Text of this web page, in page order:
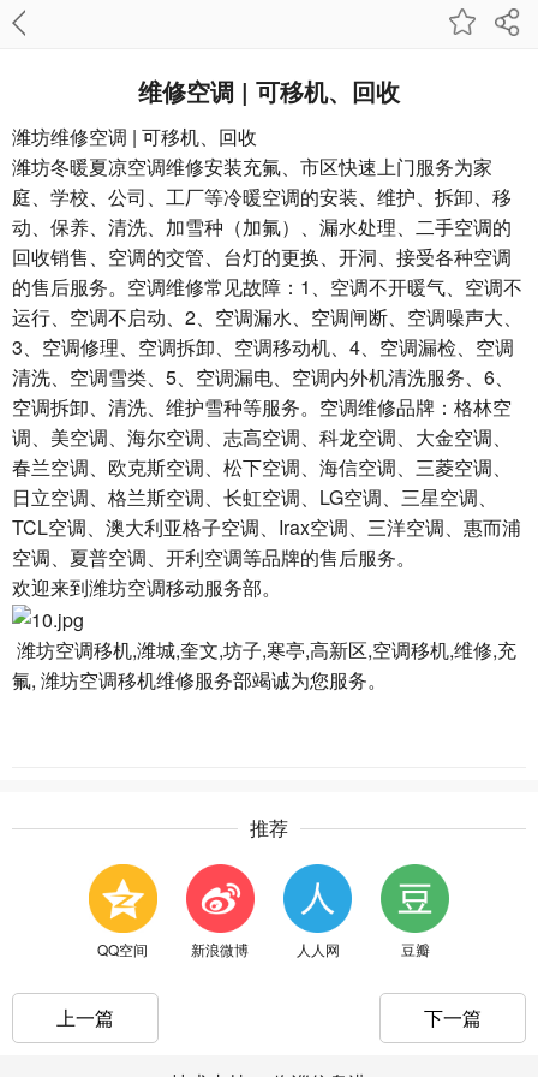
维修空调 | 可移机、回收
潍坊维修空调 | 可移机、回收
潍坊冬暖夏凉空调维修安装充氟、市区快速上门服务为家
庭、学校、公司、工厂等冷暖空调的安装、维护、拆卸、移
动、保养、清洗、加雪种（加氟）、漏水处理、二手空调的
回收销售、空调的交管、台灯的更换、开洞、接受各种空调
的售后服务。空调维修常见故障：1、空调不开暖气、空调不
运行、空调不启动、2、空调漏水、空调闸断、空调噪声大、
3、空调修理、空调拆卸、空调移动机、4、空调漏检、空调
清洗、空调雪类、5、空调漏电、空调内外机清洗服务、6、
空调拆卸、清洗、维护雪种等服务。空调维修品牌：格林空
调、美空调、海尔空调、志高空调、科龙空调、大金空调、
春兰空调、欧克斯空调、松下空调、海信空调、三菱空调、
日立空调、格兰斯空调、长虹空调、LG空调、三星空调、
TCL空调、澳大利亚格子空调、Irax空调、三洋空调、惠而浦
空调、夏普空调、开利空调等品牌的售后服务。
欢迎来到潍坊空调移动服务部。
潍坊空调移机,潍城,奎文,坊子,寒亭,高新区,空调移机,维修,充
氟, 潍坊空调移机维修服务部竭诚为您服务。
推荐
QQ空间 新浪微博 人人网 豆瓣
上一篇 下一篇